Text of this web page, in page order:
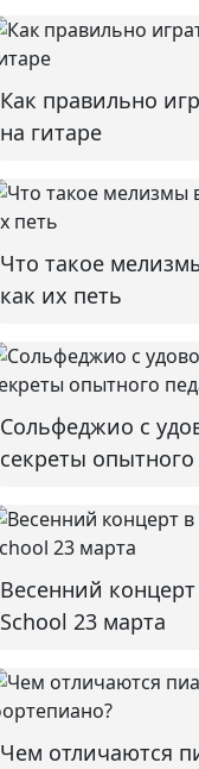
Как правильно
на гитаре
Что такое
как их петь
Сольфеджио с
секреты опытного
Весенний
School 23 марта
Чем отличаются